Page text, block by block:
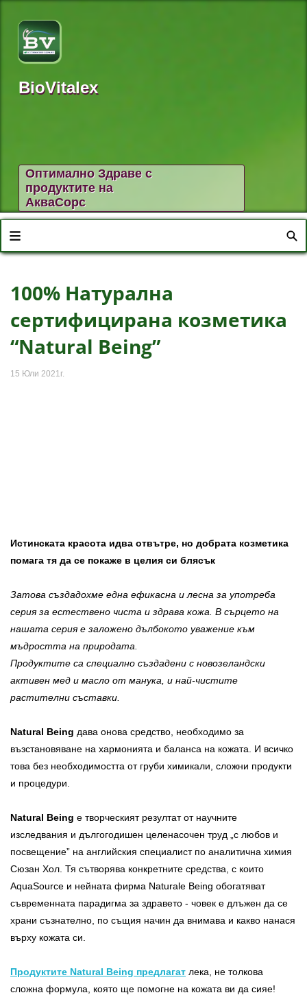
BioVitalex
Оптимално Здраве с
продуктите на
АкваСорс
100% Натурална
сертифицирана козметика
“Natural Being”
15 Юли 2021г.
Истинската красота идва отвътре, но добрата козметика
помага тя да се покаже в целия си блясък
Затова създадохме една ефикасна и лесна за употреба
серия за естествено чиста и здрава кожа. В сърцето на
нашата серия е заложено дълбокото уважение към
мъдростта на природата.
Продуктите са специално създадени с новозеландски
активен мед и масло от манука, и най-чистите
растителни съставки.
Natural Being дава онова средство, необходимо за
възстановяване на хармонията и баланса на кожата. И всичко
това без необходимостта от груби химикали, сложни продукти
и процедури.
Natural Being е творческият резултат от научните
изследвания и дългогодишен целенасочен труд „с любов и
посвещение” на английския специалист по аналитична химия
Сюзан Хол. Тя сътворява конкретните средства, с които
AquaSource и нейната фирма Naturale Being обогатяват
съвременната парадигма за здравето - човек е длъжен да се
храни съзнателно, по същия начин да внимава и какво нанася
върху кожата си.
Продуктите Natural Being предлагат лека, не толкова
сложна формула, която ще помогне на кожата ви да сияе!